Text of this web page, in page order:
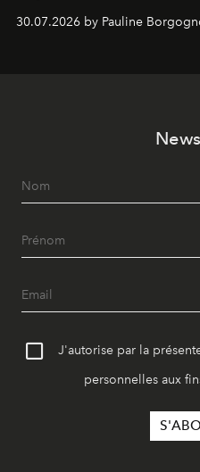
30.07.2026 by Pauline
J'autorise par la
personnelles aux